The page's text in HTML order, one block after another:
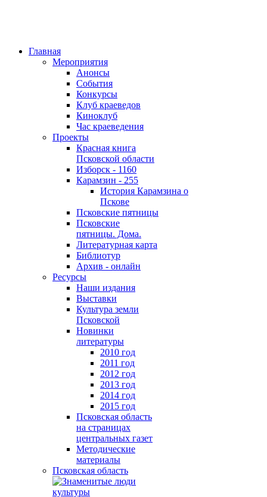
Главная
Мероприятия
Анонсы
События
Конкурсы
Клуб краеведов
Киноклуб
Час краеведения
Проекты
Красная книга
Псковской области
Изборск - 1160
Карамзин - 255
История Карамзина о
Пскове
Псковские пятницы
Псковские
пятницы. Дома.
Литературная карта
Библиотур
Архив - онлайн
Ресурсы
Наши издания
Выставки
Культура земли
Псковской
Новинки
литературы
2010 год
2011 год
2012 год
2013 год
2014 год
2015 год
Псковская область
на страницах
центральных газет
Методические
материалы
Псковская область